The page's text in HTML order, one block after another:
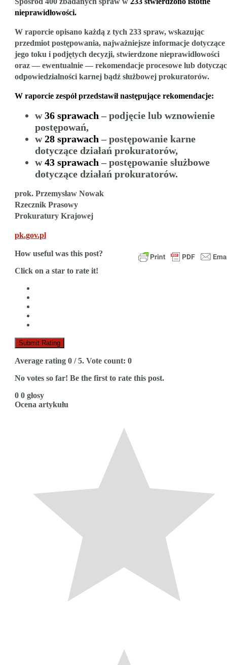
nieprawidłowości.
W raporcie opisano każdą z tych 233 spraw, wskazując
przedmiot postępowania, najważniejsze informacje dotyczące
jego toku i podjętych decyzji, stwierdzone nieprawidłowości
oraz — ewentualnie — rekomendacje procesowe lub
odpowiedzialności karnej bądź służbowej prokuratorów.
W raporcie zespół przedstawił następujące rekomendacje:
w36 sprawach– podjęcie lub wznowienie
postępowań,
w28 sprawach– postępowanie karne
dotyczące działań prokuratorów,
w43 sprawach– postępowanie służbowe
dotyczące działań prokuratorów.
prok. Przemysław Nowak
Rzecznik Prasowy
Prokuratury Krajowej
pk.gov.pl
How useful was this post?
Click on a star to rate it!
Submit Rating
Average rating 0 / 5. Vote count: 0
No votes so far! Be the first to rate this post.
0 0 głosy
Ocena artykułu